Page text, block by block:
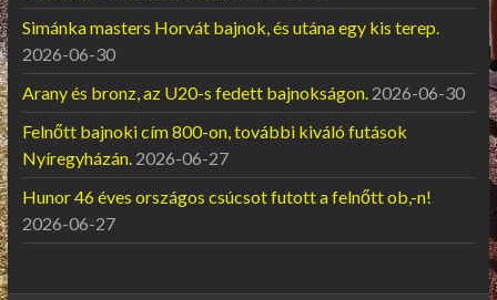
Simánka masters Horvát bajnok, és utána egy kis terep.
2026-06-30
Arany és bronz, az U20-s fedett bajnokságon. 2026-06-30
Felnőtt bajnoki cím 800-on, további kiváló futások
Nyíregyházán. 2026-06-27
Hunor 46 éves országos csúcsot futott a felnőtt ob,-n!
2026-06-27